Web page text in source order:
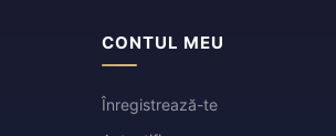
CONTUL MEU
Înregistrează-te